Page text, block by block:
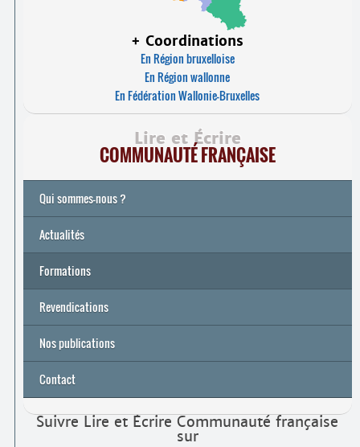
+ Coordinations
En Région bruxelloise
En Région wallonne
En Fédération Wallonie-Bruxelles
Lire et Écrire
COMMUNAUTÉ FRANÇAISE
Qui sommes-nous ?
Actualités
Formations
Archives
Université de printemps 2026
Revendications
Nos publications
Contact
Suivre Lire et Écrire Communauté française
sur